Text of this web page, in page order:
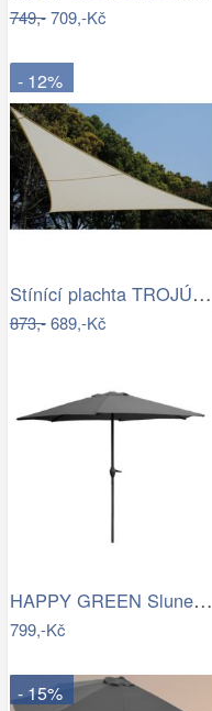
749,-709,-Kč
- 12%
Stínící plachta TROJÚHELNÍK Rojaplast
873,-689,-Kč
HAPPY GREEN Slunečník s kličkou 230 cm,…
799,-Kč
- 15%